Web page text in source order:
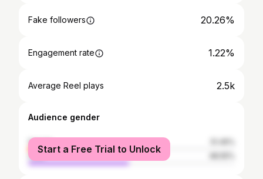
Fake followers 20.26%
Engagement rate 1.22%
Average Reel plays 2.5k
Audience gender
female
male
Start a Free Trial to Unlock